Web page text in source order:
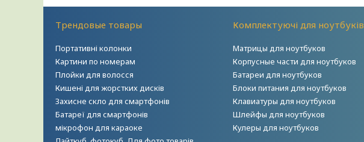
Трендовые товары
Портативні колонки
Картини по номерам
Плойки для волосся
Кишені для жорстких дисків
Захисне скло для смартфонів
Батареї для смартфонів
мікрофон для караоке
Комплектуючі для ноутбуків
Матрицы для ноутбуков
Корпусные части для ноутбуков
Батареи для ноутбуков
Блоки питания для ноутбуков
Клавиатуры для ноутбуков
Шлейфы для ноутбуков
Кулеры для ноутбуков